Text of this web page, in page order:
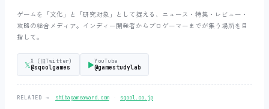
ゲームを「文化」と「研究対象」として捉える、ニュース・特集・レビュー・
攻略の総合メディア。インディー開発者からプロゲーマーまでが集う場所を目
指して。
𝕏X (旧Twitter)
@sqoolgames ▶YouTube
@gamestudylab
RELATED → shibagameaward.com ‧ sqool.co.jp